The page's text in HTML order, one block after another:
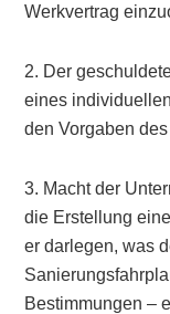
Werkvertrag
2. Der
eines
den Vorgaben
3. Macht der
die Erstellung
er darlegen, was
Bestimmungen –